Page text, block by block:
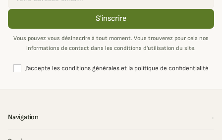
S'inscrire
Vous pouvez vous désinscrire à tout moment. Vous trouverez pour cela nos
informations de contact dans les conditions d'utilisation du site.
J'accepte les conditions générales et la politique de confidentialité
Navigation